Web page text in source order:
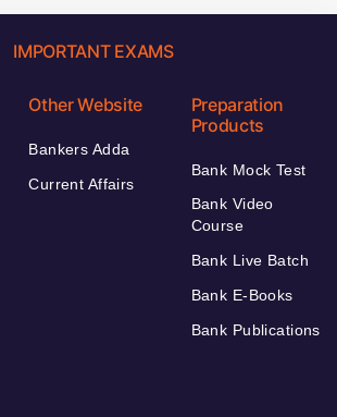
IMPORTANT EXAMS
Other Website
Bankers Adda
Current Affairs
Preparation
Products
Bank Mock Test
Bank Video
Course
Bank Live Batch
Bank E-Books
Bank Publications